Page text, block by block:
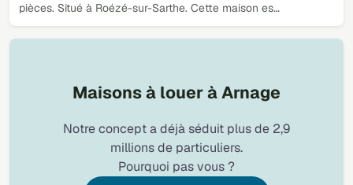
pièces. Situé à Roézé-sur-Sarthe. Cette maison es…
Maisons à louer à Arnage
Notre concept a déjà séduit plus de 2,9
millions de particuliers.
Pourquoi pas vous ?